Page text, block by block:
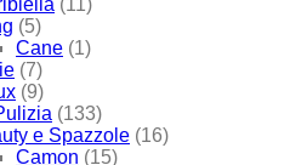
(11)
(5)
Cane (1)
(7)
(9)
(133)
e Spazzole (16)
Camon (15)